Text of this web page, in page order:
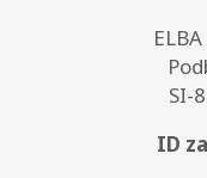
SI-
ID